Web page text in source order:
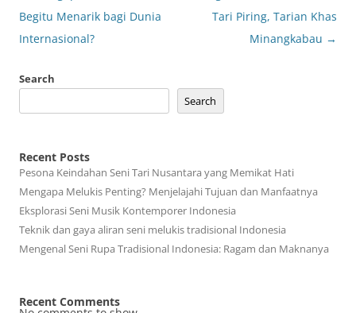
navigation
Begitu Menarik bagi Dunia
Internasional?
Tari Piring, Tarian Khas
Minangkabau →
Search
Search
Recent Posts
Pesona Keindahan Seni Tari Nusantara yang Memikat Hati
Mengapa Melukis Penting? Menjelajahi Tujuan dan Manfaatnya
Eksplorasi Seni Musik Kontemporer Indonesia
Teknik dan gaya aliran seni melukis tradisional Indonesia
Mengenal Seni Rupa Tradisional Indonesia: Ragam dan Maknanya
Recent Comments